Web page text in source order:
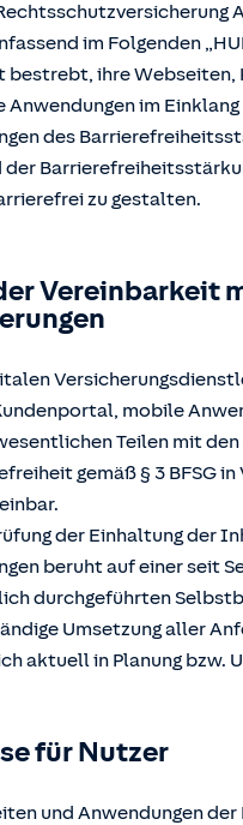
im Folgenden
bestrebt, ihre
Anwendungen im
des
der
zu gestalten.
Vereinbarkeit
mobile
Teilen mit
gemäß § 3 BFSG
der Einhaltung der
beruht auf einer seit
durchgeführten
Umsetzung aller
aktuell in Planung bzw.
für Nutzer
und Anwendungen der